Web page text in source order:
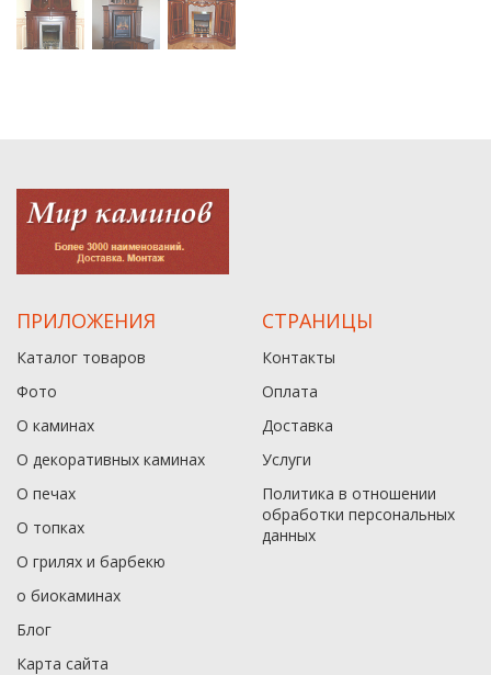
ПРИЛОЖЕНИЯ
Каталог товаров
Фото
О каминах
О декоративных каминах
О печах
О топках
О грилях и барбекю
о биокаминах
Блог
Карта сайта
СТРАНИЦЫ
Контакты
Оплата
Доставка
Услуги
Политика в отношении
обработки персональных
данныx